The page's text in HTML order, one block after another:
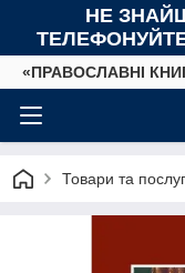
НЕ
«ПРАВОСЛАВНІ
Товари та